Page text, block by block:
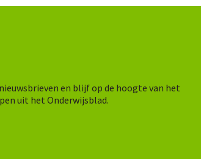
en blijf op de hoogte van het
uit het Onderwijsblad.